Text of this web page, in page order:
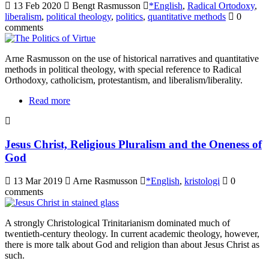
13 Feb 2020 Bengt Rasmusson *English, Radical Ortodoxy,
liberalism, political theology, politics, quantitative methods
0
comments
Arne Rasmusson on the use of historical narratives and quantitative
methods in political theology, with special reference to Radical
Orthodoxy, catholicism, protestantism, and liberalism/liberality.
Read more
Jesus Christ, Religious Pluralism and the Oneness of
God
13 Mar 2019 Arne Rasmusson *English, kristologi
0
comments
A strongly Christological Trinitarianism dominated much of
twentieth-century theology. In current academic theology, however,
there is more talk about God and religion than about Jesus Christ as
such.